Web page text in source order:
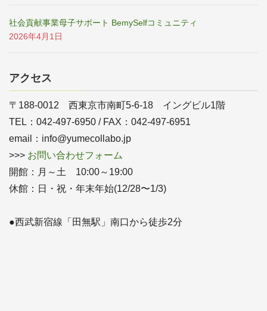
社会貢献事業母子サポート BemySelfコミュニティ
2026年4月1日
アクセス
〒188-0012 西東京市南町5-6-18 イングビル1階
TEL：042-497-6950 / FAX：042-497-6951
email：info@yumecollabo.jp
>>> お問い合わせフォーム
開館：月～土 10:00～19:00
休館：日・祝・年末年始(12/28〜1/3)
●西武新宿線「田無駅」南口から徒歩2分